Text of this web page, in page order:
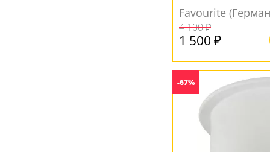
Favourite
4 100 ₽
1 500 ₽
-67%